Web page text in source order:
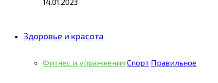
Здоровье и красота
Фитнес и упражнения Спорт Правильное